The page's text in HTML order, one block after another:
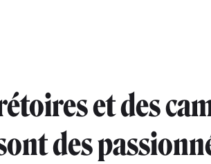
et des
des